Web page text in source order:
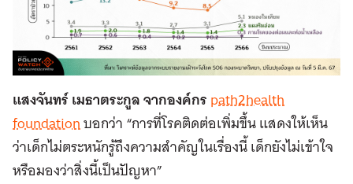
แสงจันทร์ เมธาตระกูล จากองค์กรpath2health
foundationบอกว่า “การที่โรคติดต่อเพิ่มขึ้น แสดงให้เห็น
ว่าเด็กไม่ตระหนักรู้ถึงความสำคัญในเรื่องนี้ เด็กยังไม่เข้าใจ
หรือมองว่าสิ่งนี้เป็นปัญหา”